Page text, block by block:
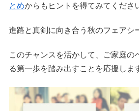
とめからもヒントを得てみてくださ
進路と真剣に向き合う秋のフェアシ
このチャンスを活かして、ご家庭の
る第一歩を踏み出すことを応援しま